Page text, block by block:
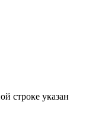
строке указан